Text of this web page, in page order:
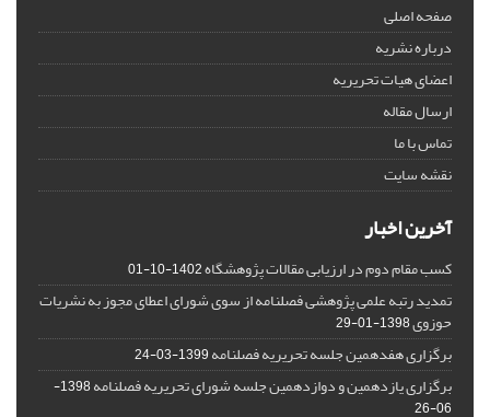
صفحه اصلی
درباره نشریه
اعضای هیات تحریریه
ارسال مقاله
تماس با ما
نقشه سایت
آخرین اخبار
کسب مقام دوم در ارزیابی مقالات پژوهشگاه1402-10-01
تمدید رتبه علمی پژوهشی فصلنامه از سوی شورای اعطای مجوز به نشریات
حوزوی1398-01-29
برگزاری هفدهمین جلسه تحریریه فصلنامه1399-03-24
برگزاری یازدهمین و دوازدهمین جلسه شورای تحریریه فصلنامه
1398-
06-26